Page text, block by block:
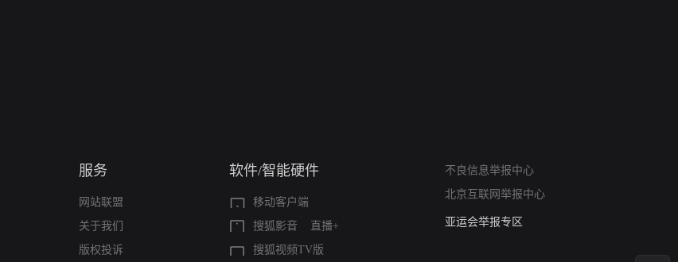
服务
网站联盟
关于我们
版权投诉
软件/智能硬件
移动客户端
搜狐影音
直播+
搜狐视频TV版
不良信息举报中心
北京互联网举报中心
算法推荐专项举报
亚运会举报专区